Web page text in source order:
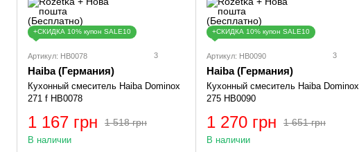
+СКИДКА 10% купон SALE10
Артикул: HB0078 3
Haiba (Германия)
Кухонный смеситель Haiba Dominox
271 f HB0078
1 518 грн
1 167 грн
В наличии
+СКИДКА 10% купон SALE10
Артикул: HB0090 3
Haiba (Германия)
Кухонный смеситель Haiba Dominox
275 HB0090
1 651 грн
1 270 грн
В наличии